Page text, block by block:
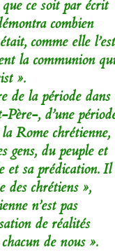
ce soit par écrit
combien
comme elle l’est
la communion qui
».
de la période dans
, d’une
Rome chrétienne,
gens, du peuple et
et sa prédication. Il
chrétiens »,
n’est pas
de réalités
de nous ».